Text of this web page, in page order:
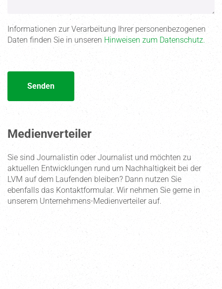
Infor­ma­tionen zur Verar­beitung Ihrer perso­nen­be­zo­genen
Daten finden Sie in unseren Hinweisen zum Daten­schutz.
Medienverteiler
Sie sind Journa­listin oder Journalist und möchten zu
aktuellen Entwick­lungen rund um Nachhal­tigkeit bei der
LVM auf dem Laufenden bleiben? Dann nutzen Sie
ebenfalls das Kontakt­for­mular. Wir nehmen Sie gerne in
unserem Unter­nehmens-Medien­ver­teiler auf.